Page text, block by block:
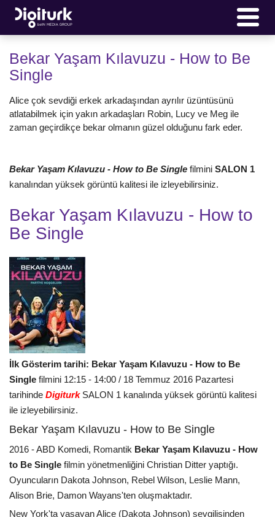
Bekar Yaşam Kılavuzu - How to Be
Single
Alice çok sevdiği erkek arkadaşından ayrılır üzüntüsünü
atlatabilmek için yakın arkadaşları Robin, Lucy ve Meg ile
zaman geçirdikçe bekar olmanın güzel olduğunu fark eder.
Bekar Yaşam Kılavuzu - How to Be Single filmini SALON 1
kanalından yüksek görüntü kalitesi ile izleyebilirsiniz.
Bekar Yaşam Kılavuzu - How to
Be Single
İlk Gösterim tarihi: Bekar Yaşam Kılavuzu - How to Be
Single filmini 12:15 - 14:00 / 18 Temmuz 2016 Pazartesi
tarihinde Digiturk SALON 1 kanalında yüksek görüntü kalitesi
ile izleyebilirsiniz.
Bekar Yaşam Kılavuzu - How to Be Single
2016 - ABD Komedi, Romantik Bekar Yaşam Kılavuzu - How
to Be Single filmin yönetmenliğini Christian Ditter yaptığı.
Oyuncuların Dakota Johnson, Rebel Wilson, Leslie Mann,
Alison Brie, Damon Wayans'ten oluşmaktadır.
New York'ta yaşayan Alice (Dakota Johnson) sevgilisinden